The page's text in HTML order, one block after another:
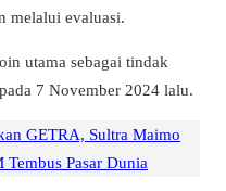
melalui evaluasi.
utama sebagai tindak
7 November 2024 lalu.
GETRA, Sultra Maimo
Pasar Dunia